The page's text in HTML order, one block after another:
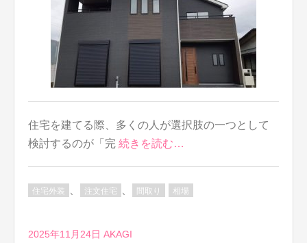
住宅を建てる際、多くの人が選択肢の一つとして
検討するのが「完 続きを読む…
住宅外装 注文住宅 間取り 相場
2025年11月24日 AKAGI